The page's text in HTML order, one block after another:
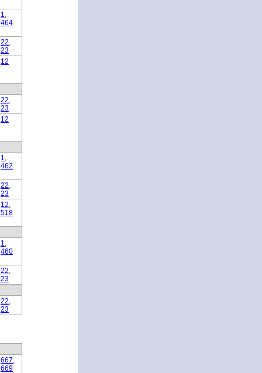
1
464
22
23
12
22
23
12
1
462
22
23
12
518
1
460
22
23
22
23
667
669